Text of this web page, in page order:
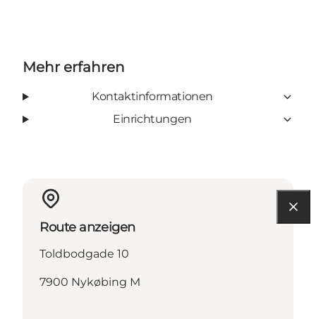
Mehr erfahren
Kontaktinformationen
Einrichtungen
Route anzeigen
Toldbodgade 10
7900 Nykøbing M